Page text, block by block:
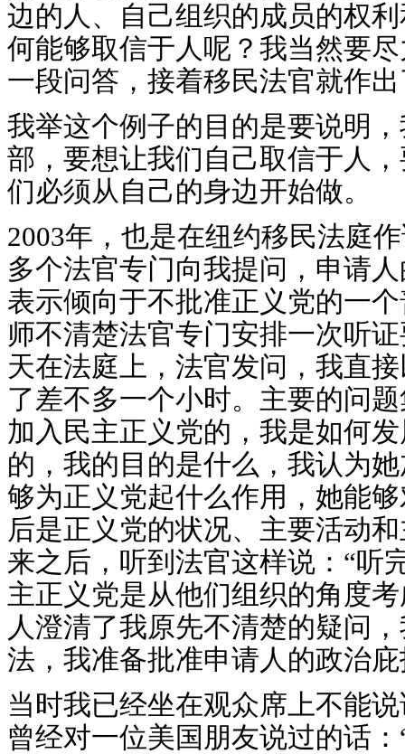
边的人、自己组织的成员的权
何能够取信于人呢？我当然要
一段问答，接着移民法官就作
我举这个例子的目的是要说明
部，要想让我们自己取信于人
们必须从自己的身边开始做。
2003年，也是在纽约移民法庭
多个法官专门向我提问，申请
表示倾向于不批准正义党的一
师不清楚法官专门安排一次听
天在法庭上，法官发问，我直
了差不多一个小时。主要的问
加入民主正义党的，我是如何
的，我的目的是什么，我认为
够为正义党起什么作用，她能
后是正义党的状况、主要活动
来之后，听到法官这样说：“听
主正义党是从他们组织的角度
人澄清了我原先不清楚的疑问
法，我准备批准申请人的政治
当时我已经坐在观众席上不能
曾经对一位美国朋友说过的话